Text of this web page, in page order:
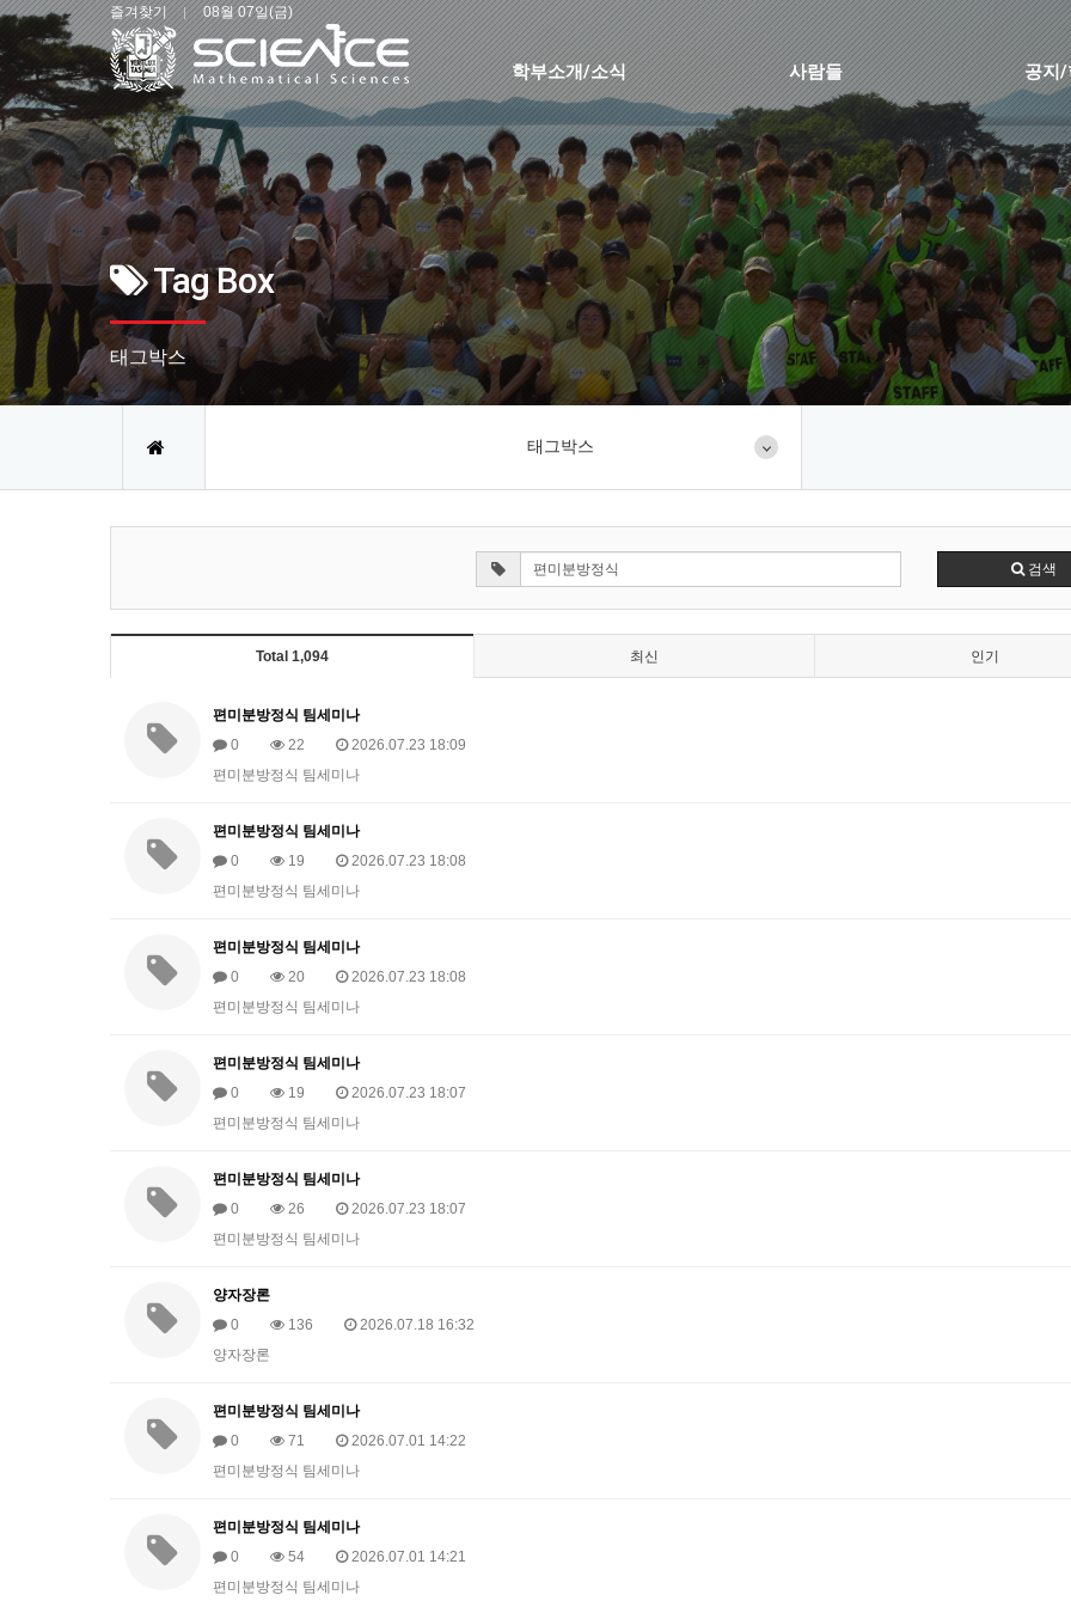
즐겨찾기 08월 07일(금)
학부소개/소식 사람들 공지/
Tag Box
태그박스
태그박스
검색
Total 1,094 최신 인기
편미분방정식 팀세미나
0
22
2026.07.23 18:09
편미분방정식 팀세미나
편미분방정식 팀세미나
0
19
2026.07.23 18:08
편미분방정식 팀세미나
편미분방정식 팀세미나
0
20
2026.07.23 18:08
편미분방정식 팀세미나
편미분방정식 팀세미나
0
19
2026.07.23 18:07
편미분방정식 팀세미나
편미분방정식 팀세미나
0
26
2026.07.23 18:07
편미분방정식 팀세미나
양자장론
0
136
2026.07.18 16:32
양자장론
편미분방정식 팀세미나
0
71
2026.07.01 14:22
편미분방정식 팀세미나
편미분방정식 팀세미나
0
54
2026.07.01 14:21
편미분방정식 팀세미나